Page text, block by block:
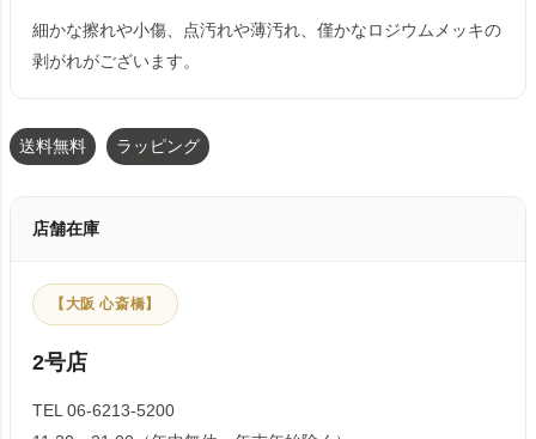
細かな擦れや小傷、点汚れや薄汚れ、僅かなロジウムメッキの
剥がれがございます。
送料無料 ラッピング
店舗在庫
【大阪 心斎橋】
2号店
TEL 06-6213-5200